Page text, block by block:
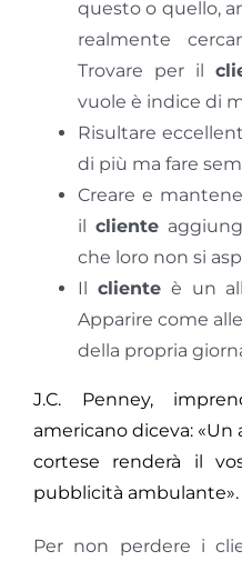
questo o quello,
realmente
Trovare per il
vuole è indice di
Risultare
di più ma fare
Creare e
il cliente
che loro non si
Il cliente è un
Apparire come
della propria
J.C. Penney,
americano diceva:
cortese renderà il
pubblicità ambulante».
Per non perdere i